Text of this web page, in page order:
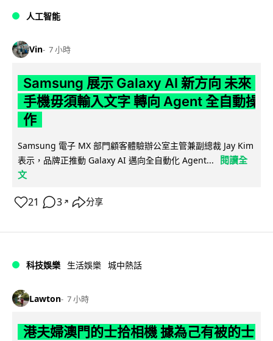
人工智能
Vin 7 小時
Samsung 展示 Galaxy AI 新方向 未來
手機毋須輸入文字 轉向 Agent 全自動操
作
Samsung 電子 MX 部門顧客體驗辦公室主管兼副總裁 Jay Kim
表示，品牌正推動 Galaxy AI 邁向全自動化 Agent...
閱讀全
文
21 3 ↗ 分享
科技娛樂 生活娛樂 城中熱話
Lawton 7 小時
港夫婦澳門的士拾相機 據為己有被的士